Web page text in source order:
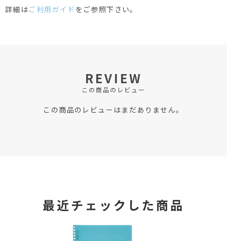
詳細はご利用ガイド をご参照下さい。
REVIEW
この商品のレビュー
この商品のレビューはまだありません。
最近チェックした商品